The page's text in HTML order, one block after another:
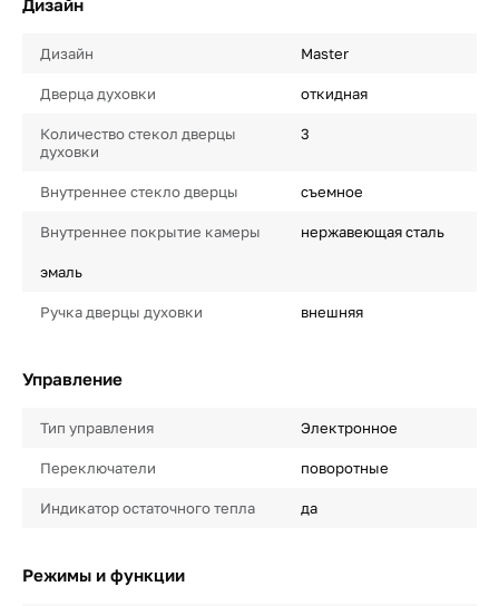
Дизайн
Дизайн Master
Дверца духовки откидная
Количество стекол дверцы
духовки
3
Внутреннее стекло дверцы съемное
Внутреннее покрытие камеры нержавеющая сталь
эмаль
Ручка дверцы духовки внешняя
Управление
Тип управления Электронное
Переключатели поворотные
Индикатор остаточного тепла да
Режимы и функции